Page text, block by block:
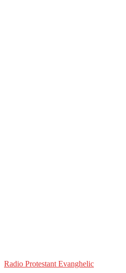
Radio Protestant Evanghelic